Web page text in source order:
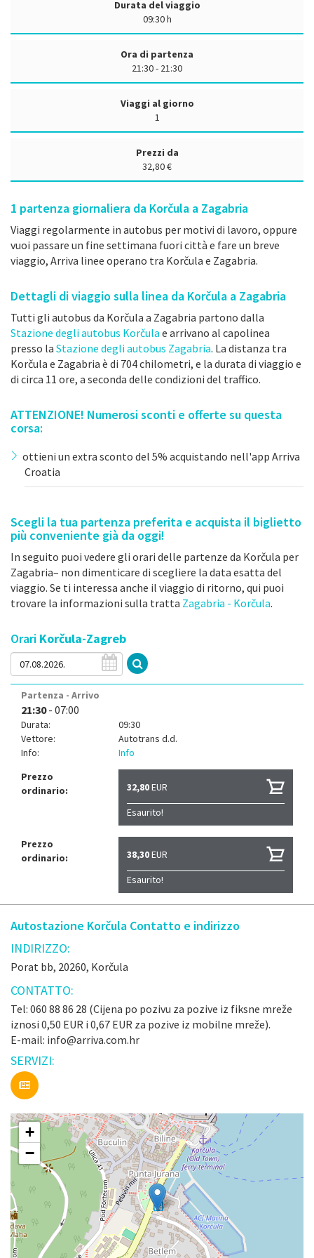
Durata del viaggio
09:30 h
Ora di partenza
21:30 - 21:30
Viaggi al giorno
1
Prezzi da
32,80 €
1 partenza giornaliera da Korčula a Zagabria
Viaggi regolarmente in autobus per motivi di lavoro, oppure
vuoi passare un fine settimana fuori città e fare un breve
viaggio, Arriva linee operano tra Korčula e Zagabria.
Dettagli di viaggio sulla linea da Korčula a Zagabria
Tutti gli autobus da Korčula a Zagabria partono dalla
Stazione degli autobus Korčula e arrivano al capolinea
presso la Stazione degli autobus Zagabria. La distanza tra
Korčula e Zagabria è di 704 chilometri, e la durata di viaggio e
di circa 11 ore, a seconda delle condizioni del traffico.
ATTENZIONE! Numerosi sconti e offerte su questa
corsa:
ottieni un extra sconto del 5% acquistando nell'app Arriva
Croatia
Scegli la tua partenza preferita e acquista il biglietto
più conveniente già da oggi!
In seguito puoi vedere gli orari delle partenze da Korčula per
Zagabria– non dimenticare di scegliere la data esatta del
viaggio. Se ti interessa anche il viaggio di ritorno, qui puoi
trovare la informazioni sulla tratta Zagabria - Korčula.
Orari Korčula-Zagreb
Partenza - Arrivo
21:30- 07:00
Durata:
09:30
Vettore:
Autotrans d.d.
Info:
Info
Prezzo
ordinario:
32,80EUR
Esaurito!
Prezzo
ordinario:
38,30EUR
Esaurito!
Autostazione Korčula Contatto e indirizzo
INDIRIZZO:
Porat bb, 20260, Korčula
CONTATTO:
Tel: 060 88 86 28 (Cijena po pozivu za pozive iz fiksne mreže
iznosi 0,50 EUR i 0,67 EUR za pozive iz mobilne mreže).
E-mail: info@arriva.com.hr
SERVIZI:
+
−